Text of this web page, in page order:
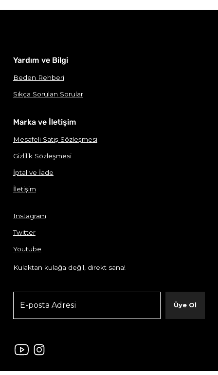
Yardım ve Bilgi
Beden Rehberi
Sıkça Sorulan Sorular
Marka ve İletişim
Mesafeli Satış Sözleşmesi
Gizlilik Sözleşmesi
İptal ve İade
İletişim
Instagram
Twitter
Youtube
Kulaktan kulağa değil, direkt sana!
Üye Ol